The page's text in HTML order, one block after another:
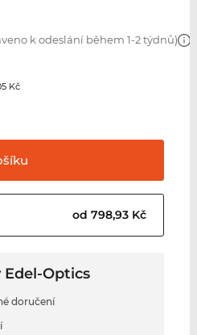
k odeslání během 1-2 týdnů)
Kč
od 798,93 Kč
Edel-Optics
doručení